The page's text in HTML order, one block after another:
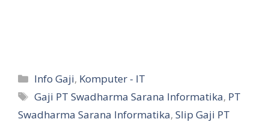
Kategori
Info Gaji, Komputer - IT
Tag
Gaji PT Swadharma Sarana Informatika, PT
Swadharma Sarana Informatika, Slip Gaji PT